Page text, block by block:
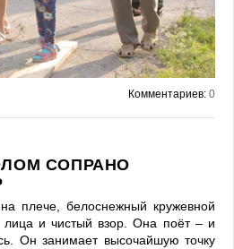
Комментариев: 0
СОПРАНО
плече, белоснежный кружевной
лица и чистый взор. Она поёт – и
Он занимает высочайшую точку